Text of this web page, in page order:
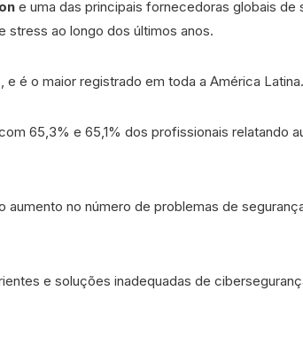
e uma das principais fornecedoras globais
stress ao longo dos últimos anos.
é o maior registrado em toda a América Latina.
65,3% e 65,1% dos profissionais
no número de problemas de
e soluções inadequadas de